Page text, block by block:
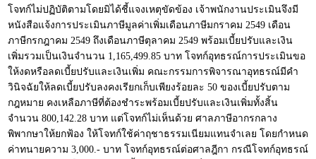
โจทก์ไม่ปฏิบัติตามโดยมิได้ชี้แจงเหตุขัดข้อง เจ้าพนักงานประเมินจึงมี
หนังสือแจ้งการประเมินภาษีมูลค่าเพิ่มเดือนภาษีมกราคม 2549 เดือน
ภาษีกรกฎาคม 2549 ถึงเดือนภาษีตุลาคม 2549 พร้อมเบี้ยปรับและเงิน
เพิ่มรวมเป็นเงินจำนวน 1,165,499.85 บาท โจทก์อุทธรณ์การประเมินขอ
ให้งดหรือลดเบี้ยปรับและเงินเพิ่ม คณะกรรมการพิจารณาอุทธรณ์มีคำ
วินิจฉัยให้ลดเบี้ยปรับลงคงเรียกเก็บเพียงร้อยละ 50 ของเบี้ยปรับตาม
กฎหมาย คงเหลือภาษีที่ต้องชำระพร้อมเบี้ยปรับและเงินเพิ่มทั้งสิ้น
จำนวน 800,142.28 บาท แต่โจทก์ไม่เห็นด้วย ศาลภาษีอากรกลาง
พิพากษาให้ยกฟ้อง ให้โจทก์ใช้ค่าฤชาธรรมเนียมแทนจำเลย โดยกำหนด
ค่าทนายความ 3,000.- บาท โจทก์อุทธรณ์ต่อศาลฎีกา กรณีโจทก์อุทธรณ์